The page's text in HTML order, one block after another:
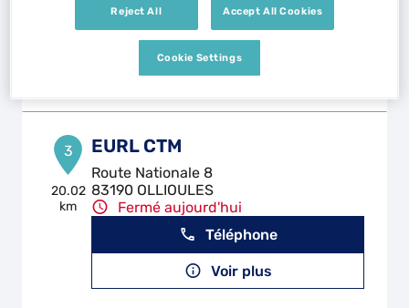
Fermé aujourd'hui
Téléphone
Voir plus
3
20.02
km
EURL CTM
Route Nationale 8
83190 OLLIOULES
Fermé aujourd'hui
Téléphone
Voir plus
Reject All Accept All Cookies
Cookie Settings